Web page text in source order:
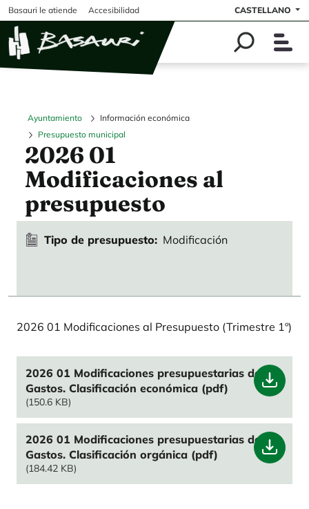
Pasar al contenido principal
Basauri le atiende Accesibilidad CASTELLANO
Ayuntamiento
Información económica
Presupuesto municipal
2026 01
Modificaciones al
presupuesto
Tipo de presupuesto Modificación
2026 01 Modificaciones al Presupuesto (Trimestre 1º)
File
2026 01 Modificaciones presupuestarias de
Gastos. Clasificación económica (pdf)
(150.6 KB)
File
2026 01 Modificaciones presupuestarias de
Gastos. Clasificación orgánica (pdf)
(184.42 KB)